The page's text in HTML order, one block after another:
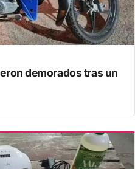
demorados tras un